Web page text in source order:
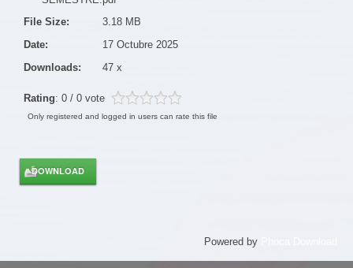
File Size:
3.18 MB
Date:
17 Octubre 2025
Downloads:
47 x
Rating: 0 / 0 vote
Only registered and logged in users can rate this file
Powered by